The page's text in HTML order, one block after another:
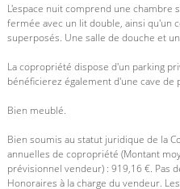
L'espace nuit comprend une chambre
fermée avec un lit double, ainsi qu'un
superposés. Une salle de douche et
La copropriété dispose d'un parking
bénéficierez également d'une cave de
Bien meublé.
Bien soumis au statut juridique de la
annuelles de copropriété (Montant
prévisionnel vendeur) : 919,16 €. Pas
Honoraires à la charge du vendeur.